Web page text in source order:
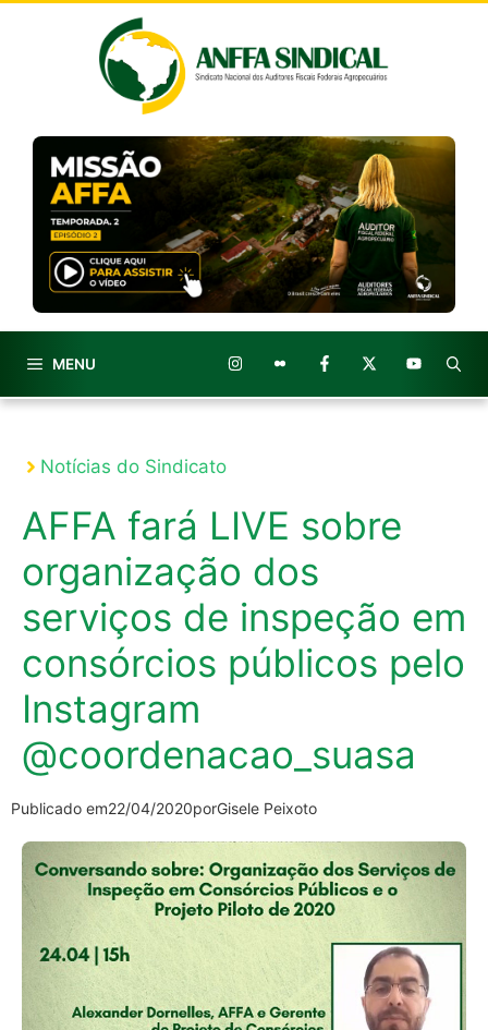
MENU
Notícias do Sindicato
AFFA fará LIVE sobre
organização dos
serviços de inspeção em
consórcios públicos pelo
Instagram
@coordenacao_suasa
Publicado em22/04/2020porGisele Peixoto